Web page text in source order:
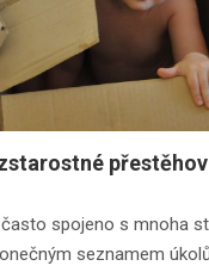
spojeno s mnoha
seznamem